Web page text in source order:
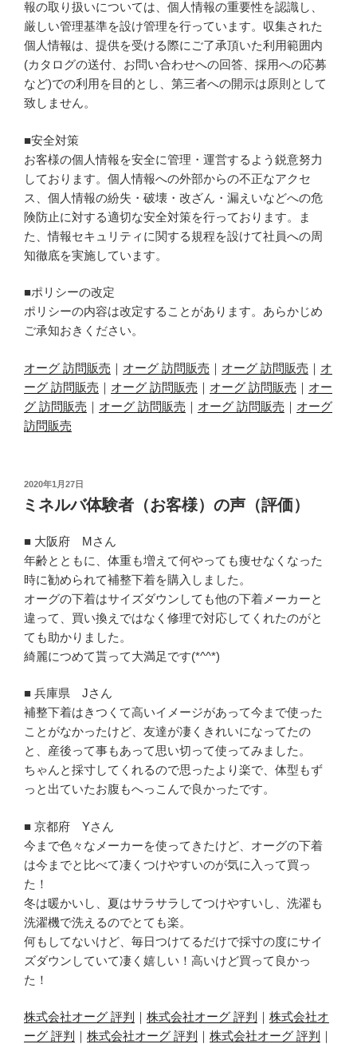
報の取り扱いについては、個人情報の重要性を認識し、
厳しい管理基準を設け管理を行っています。収集された
個人情報は、提供を受ける際にご了承頂いた利用範囲内
(カタログの送付、お問い合わせへの回答、採用への応募
など)での利用を目的とし、第三者への開示は原則として
致しません。
■安全対策
お客様の個人情報を安全に管理・運営するよう鋭意努力
しております。個人情報への外部からの不正なアクセ
ス、個人情報の紛失・破壊・改ざん・漏えいなどへの危
険防止に対する適切な安全対策を行っております。ま
た、情報セキュリティに関する規程を設けて社員への周
知徹底を実施しています。
■ポリシーの改定
ポリシーの内容は改定することがあります。あらかじめ
ご承知おきください。
オーグ 訪問販売 ｜ オーグ 訪問販売 ｜ オーグ 訪問販売 ｜ オ
ーグ 訪問販売 ｜ オーグ 訪問販売 ｜ オーグ 訪問販売 ｜ オー
グ 訪問販売 ｜ オーグ 訪問販売 ｜ オーグ 訪問販売 ｜ オーグ
訪問販売
投
稿
日:
2020年1月27日
ミネルバ体験者（お客様）の声（評価）
■ 大阪府 Mさん
年齢とともに、体重も増えて何やっても痩せなくなった
時に勧められて補整下着を購入しました。
オーグの下着はサイズダウンしても他の下着メーカーと
違って、買い換えではなく修理で対応してくれたのがと
ても助かりました。
綺麗につめて貰って大満足です(*^^*)
■ 兵庫県 Jさん
補整下着はきつくて高いイメージがあって今まで使った
ことがなかったけど、友達が凄くきれいになってたの
と、産後って事もあって思い切って使ってみました。
ちゃんと採寸してくれるので思ったより楽で、体型もず
っと出ていたお腹もへっこんで良かったです。
■ 京都府 Yさん
今まで色々なメーカーを使ってきたけど、オーグの下着
は今までと比べて凄くつけやすいのが気に入って買っ
た！
冬は暖かいし、夏はサラサラしてつけやすいし、洗濯も
洗濯機で洗えるのでとても楽。
何もしてないけど、毎日つけてるだけで採寸の度にサイ
ズダウンしていて凄く嬉しい！高いけど買って良かっ
た！
株式会社オーグ 評判 ｜ 株式会社オーグ 評判 ｜ 株式会社オ
ーグ 評判
｜ 株式会社オーグ 評判 ｜ 株式会社オーグ 評判
｜